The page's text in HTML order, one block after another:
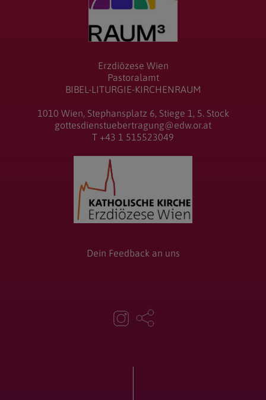
Erzdiözese Wien
Pastoralamt
BIBEL-LITURGIE-KIRCHENRAUM
1010 Wien, Stephansplatz 6, Stiege 1, 5. Stock
gottesdienstuebertragung@edw.or.at
T +43 1 515523049
Dein Feedback an uns